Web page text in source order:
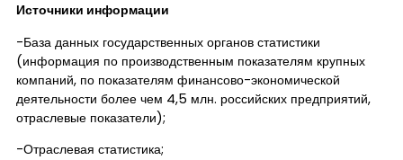
Источники информации
-База данных государственных органов статистики
(информация по производственным показателям крупных
компаний, по показателям финансово-экономической
деятельности более чем 4,5 млн. российских предприятий,
отраслевые показатели);
-Отраслевая статистика;